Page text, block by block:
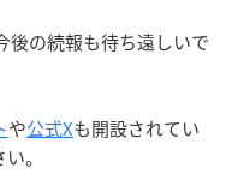
後の続報も待ち遠しいで
や公式Xも開設されてい
。